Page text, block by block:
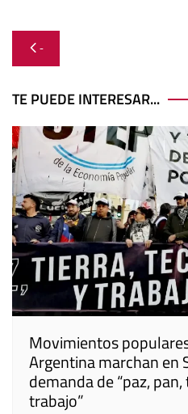
Navegación
de
entradas
-
TE PUEDE INTERESAR...
Movimientos
Argentina marchan en
demanda de “paz,
trabajo”